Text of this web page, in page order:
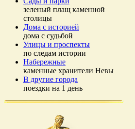
зеленый плащ каменной
столицы
Дома с историей
дома с судьбой
Улицы и проспекты
по следам истории
Набережные
каменные хранители Невы
В другие города
поездки на 1 день